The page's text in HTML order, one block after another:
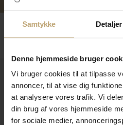
Samtykke Detaljer
Denne hjemmeside bruger
Vi bruger cookies til at tilpasse
annoncer, til at vise dig
at analysere vores trafik. Vi
din brug af vores hjemmeside
for sociale medier,
Følg os
Kontakt
Åbningstider I Butikken
Information